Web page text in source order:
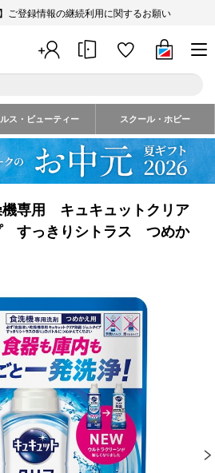
ご登録情報の継続利用に関するお願い
ス・ビューティー スクール・ホビー
専用 キュキュットクリア
すっきりシトラス つめか